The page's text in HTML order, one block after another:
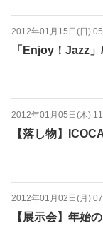
2012年01月15日(日)
「Enjoy！Jazz
2012年01月05日(木)
【落し物】
2012年01月02日(月)
【展示会】年始